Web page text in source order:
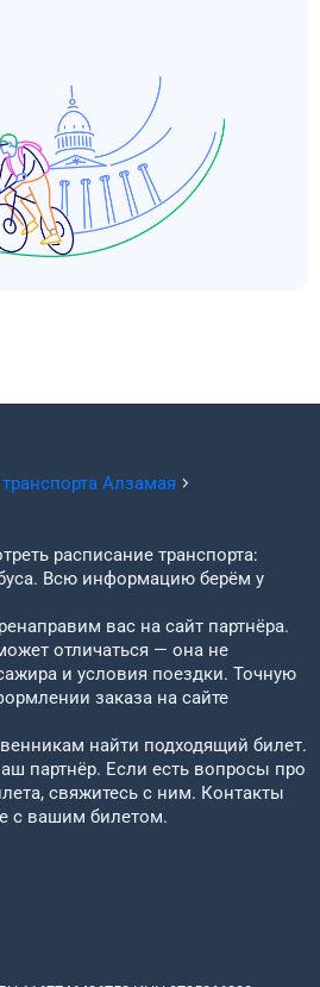
Алзамая
расписание транспорта:
Всю информацию берём у
вас на сайт партнёра.
отличаться — она не
и условия поездки. Точную
заказа на сайте
найти подходящий билет.
партнёр. Если есть вопросы про
свяжитесь с ним. Контакты
с вашим билетом.